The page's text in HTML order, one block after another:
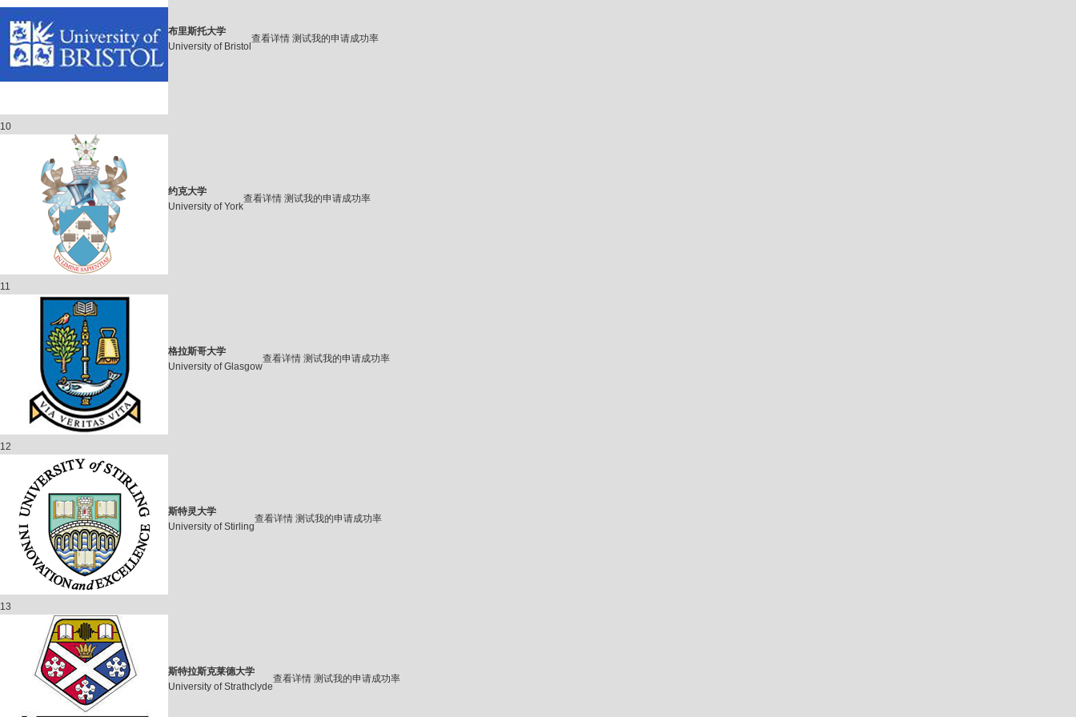
布里斯托大学
University of Bristol
查看详情 测试我的申请成功率
10
约克大学
University of York
查看详情 测试我的申请成功率
11
格拉斯哥大学
University of Glasgow
查看详情 测试我的申请成功率
12
斯特灵大学
University of Stirling
查看详情 测试我的申请成功率
13
斯特拉斯克莱德大学
University of Strathclyde
查看详情 测试我的申请成功率